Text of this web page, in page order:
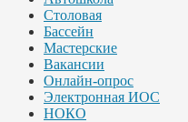
Столовая
Бассейн
Мастерские
Вакансии
Онлайн-опрос
Электронная ИОС
НОКО